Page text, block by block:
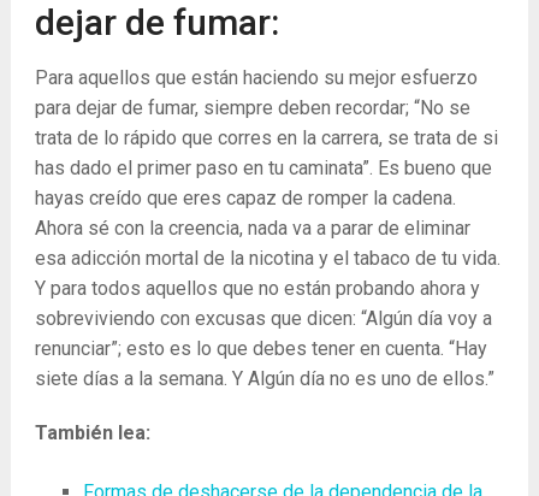
dejar de fumar:
Para aquellos que están haciendo su mejor esfuerzo
para dejar de fumar, siempre deben recordar; “No se
trata de lo rápido que corres en la carrera, se trata de si
has dado el primer paso en tu caminata”. Es bueno que
hayas creído que eres capaz de romper la cadena.
Ahora sé con la creencia, nada va a parar de eliminar
esa adicción mortal de la nicotina y el tabaco de tu vida.
Y para todos aquellos que no están probando ahora y
sobreviviendo con excusas que dicen: “Algún día voy a
renunciar”; esto es lo que debes tener en cuenta. “Hay
siete días a la semana. Y Algún día no es uno de ellos.”
También lea: